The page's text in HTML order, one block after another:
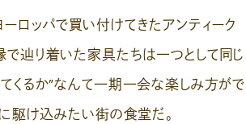
ロッパで買い付けてきたアンティーク
辿り着いた家具たちは一つとして同じ
くるか”なんて一期一会な楽しみ方がで
駆け込みたい街の食堂だ。